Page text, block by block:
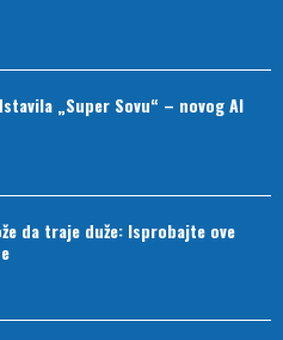
„Super Sovu“ – novog AI
da traje duže: Isprobajte ove